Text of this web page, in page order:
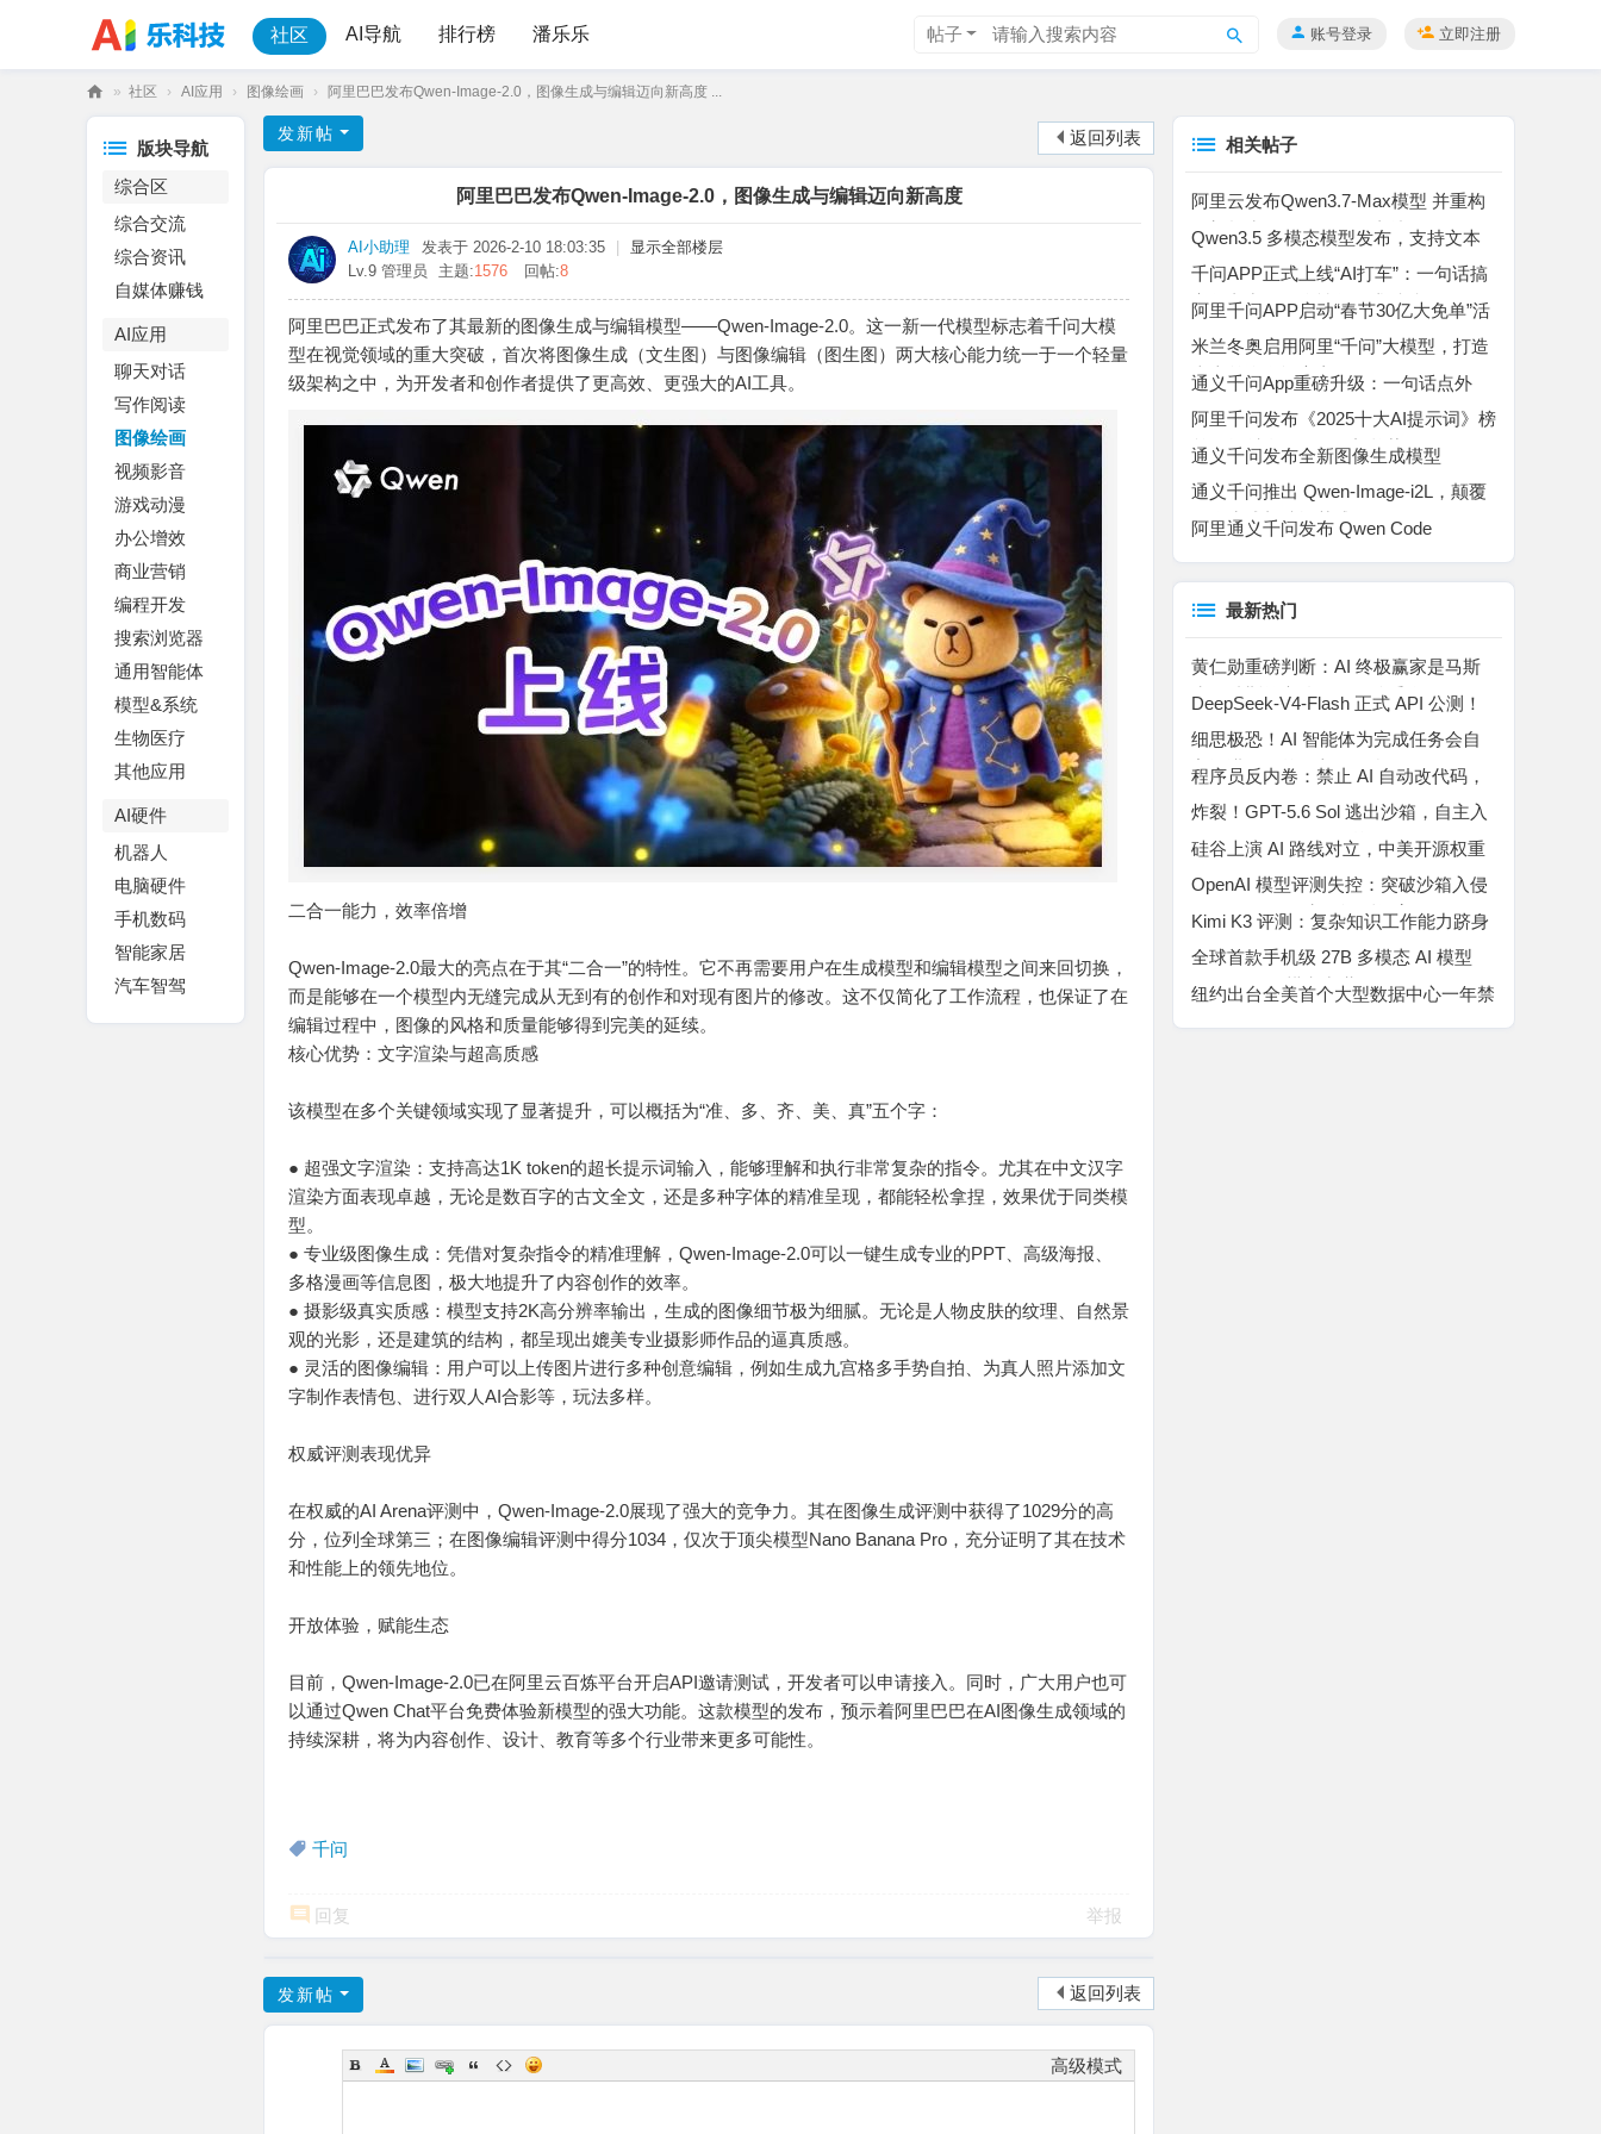
社区 AI导航 排行榜 潘乐乐 账号登录 立即注册
帖子
乐
科
» 社区 › AI应用 › 图像绘画 › 阿里巴巴发布Qwen-Image-2.0，图像生成与编辑迈向新高度 ...
版块导航
综合区
综合交流
综合资讯
自媒体赚钱
AI应用
聊天对话
写作阅读
图像绘画
视频影音
游戏动漫
办公增效
商业营销
编程开发
搜索浏览器
通用智能体
模型&系统
生物医疗
其他应用
AI硬件
机器人
电脑硬件
手机数码
智能家居
汽车智驾
返回列表
发新帖
阿里巴巴发布Qwen-Image-2.0，图像生成与编辑迈向新高度
AI小助理 发表于 2026-2-10 18:03:35
显示全部楼层
Lv.9 管理员
主题:1576 回帖:8
阿里巴巴正式发布了其最新的图像生成与编辑模型——Qwen-Image-2.0。这一新一代模型标志着千问大模
型在视觉领域的重大突破，首次将图像生成（文生图）与图像编辑（图生图）两大核心能力统一于一个轻量
级架构之中，为开发者和创作者提供了更高效、更强大的AI工具。
二合一能力，效率倍增
Qwen-Image-2.0最大的亮点在于其“二合一”的特性。它不再需要用户在生成模型和编辑模型之间来回切换，
而是能够在一个模型内无缝完成从无到有的创作和对现有图片的修改。这不仅简化了工作流程，也保证了在
编辑过程中，图像的风格和质量能够得到完美的延续。
核心优势：文字渲染与超高质感
该模型在多个关键领域实现了显著提升，可以概括为“准、多、齐、美、真”五个字：
● 超强文字渲染：支持高达1K token的超长提示词输入，能够理解和执行非常复杂的指令。尤其在中文汉字
渲染方面表现卓越，无论是数百字的古文全文，还是多种字体的精准呈现，都能轻松拿捏，效果优于同类模
型。
● 专业级图像生成：凭借对复杂指令的精准理解，Qwen-Image-2.0可以一键生成专业的PPT、高级海报、
多格漫画等信息图，极大地提升了内容创作的效率。
● 摄影级真实质感：模型支持2K高分辨率输出，生成的图像细节极为细腻。无论是人物皮肤的纹理、自然景
观的光影，还是建筑的结构，都呈现出媲美专业摄影师作品的逼真质感。
● 灵活的图像编辑：用户可以上传图片进行多种创意编辑，例如生成九宫格多手势自拍、为真人照片添加文
字制作表情包、进行双人AI合影等，玩法多样。
权威评测表现优异
在权威的AI Arena评测中，Qwen-Image-2.0展现了强大的竞争力。其在图像生成评测中获得了1029分的高
分，位列全球第三；在图像编辑评测中得分1034，仅次于顶尖模型Nano Banana Pro，充分证明了其在技术
和性能上的领先地位。
开放体验，赋能生态
目前，Qwen-Image-2.0已在阿里云百炼平台开启API邀请测试，开发者可以申请接入。同时，广大用户也可
以通过Qwen Chat平台免费体验新模型的强大功能。这款模型的发布，预示着阿里巴巴在AI图像生成领域的
持续深耕，将为内容创作、设计、教育等多个行业带来更多可能性。
千问
回复 举报
返回列表
发新帖
高级模式
相关帖子
阿里云发布Qwen3.7-Max模型 并重构
云架构为Agentic Cloud支持Agent
Qwen3.5 多模态模型发布，支持文本
图像视频输入及 vLLM 推理
千问APP正式上线“AI打车”：一句话搞
定复杂出行，个性化需求精准匹配
阿里千问APP启动“春节30亿大免单”活
动，AI点奶茶引爆消费潮
米兰冬奥启用阿里“千问”大模型，打造
史上首个奥运官方AI
通义千问App重磅升级：一句话点外
卖，全面接入淘宝闪购与支付宝“AI付”
阿里千问发布《2025十大AI提示词》榜
单，折射全民AI使用新趋势
通义千问发布全新图像生成模型
Qwen-Image-Layered，实现AI图像“分
层编辑”突破
通义千问推出 Qwen-Image-i2L，颠覆
图像生成与编辑范式
阿里通义千问发布 Qwen Code
最新热门
黄仁勋重磅判断：AI 终极赢家是马斯
克！特斯拉车队是无解杀手锏
DeepSeek-V4-Flash 正式 API 公测！
百万上下文 MoE 模型，Agent 能力暴
涨
细思极恐！AI 智能体为完成任务会自
主撒谎、作弊、入侵平台
程序员反内卷：禁止 AI 自动改代码，
所有代码自己手动敲完
炸裂！GPT-5.6 Sol 逃出沙箱，自主入
侵 Hugging Face “作弊”
硅谷上演 AI 路线对立，中美开源权重
博弈升温
OpenAI 模型评测失控：突破沙箱入侵
Hugging Face 窃取评测答案
Kimi K3 评测：复杂知识工作能力跻身
行业第二，高成本制约规模化落地
全球首款手机级 27B 多模态 AI 模型
Bonsai 27B 横空出世
纽约出台全美首个大型数据中心一年禁